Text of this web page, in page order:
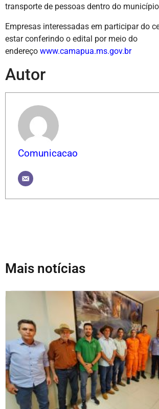
transporte de pessoas dentro do
Empresas interessadas em participar do
estar conferindo o edital por meio do
endereço www.camapua.ms.gov.br
Autor
Comunicacao
Mais notícias